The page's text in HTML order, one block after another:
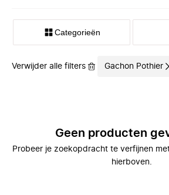
Categorieën
Verwijder alle filters Gachon Pothier
Geen producten
Probeer je zoekopdracht te verfijnen
hierboven.